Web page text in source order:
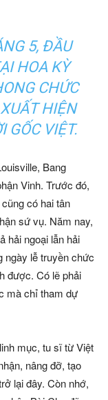
5, ĐẦU
HOA KỲ
CHỨC
HIỆN
GỐC VIỆT.
Bang
Vinh. Trước đó,
có hai tân
sứ vụ. Năm nay,
hải ngoại lẫn hải
ngày lễ truyền chức
được. Có lẽ phải
mà chỉ tham dự
mục, tu sĩ từ Việt
nâng đỡ, tạo
lại đây. Còn nhớ,